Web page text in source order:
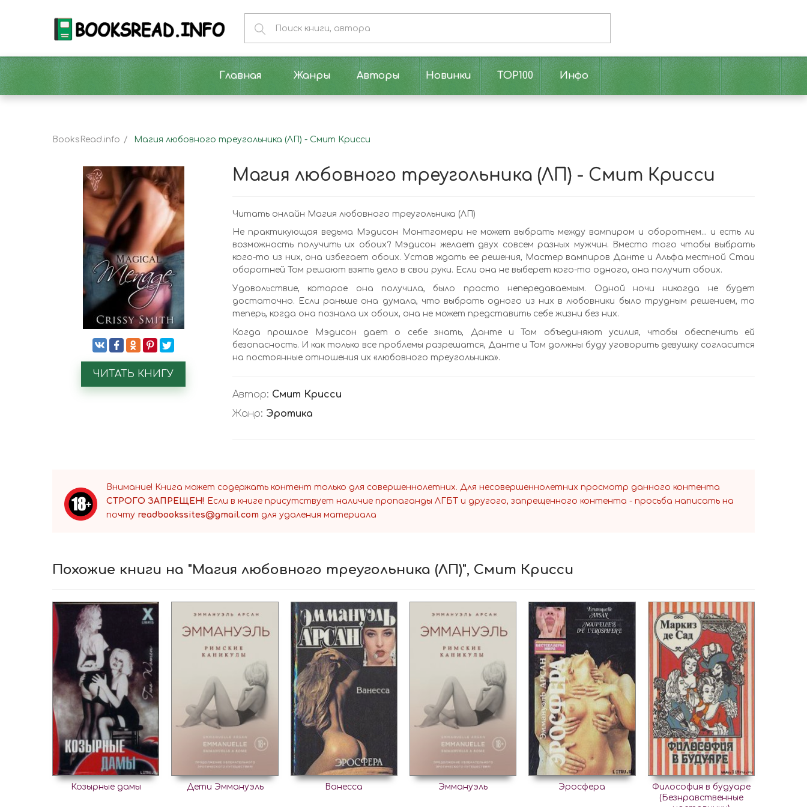
Главная Жанры Авторы Новинки TOP100 Инфо
BooksRead.info Магия любовного треугольника (ЛП) - Смит Крисси
ЧИТАТЬ КНИГУ
Магия любовного треугольника (ЛП) - Смит Крисси
Читать онлайн Магия любовного треугольника (ЛП)
Не практикующая ведьма Мэдисон Монтгомери не может выбрать между вампиром и оборотнем... и есть ли
возможность получить их обоих? Мэдисон желает двух совсем разных мужчин. Вместо того чтобы выбрать
кого-то из них, она избегает обоих. Устав ждать ее решения, Мастер вампиров Данте и Альфа местной Стаи
оборотней Том решают взять дело в свои руки. Если она не выберет кого-то одного, она получит обоих.
Удовольствие, которое она получила, было просто непередаваемым. Одной ночи никогда не будет
достаточно. Если раньше она думала, что выбрать одного из них в любовники было трудным решением, то
теперь, когда она познала их обоих, она не может представить себе жизни без них.
Когда прошлое Мэдисон дает о себе знать, Данте и Том объединяют усилия, чтобы обеспечить ей
безопасность. И как только все проблемы разрешатся, Данте и Том должны буду уговорить девушку согласится
на постоянные отношения их «любовного треугольника».
Автор: Смит Крисси
Жанр: Эротика
Внимание! Книга может содержать контент только для совершеннолетних. Для несовершеннолетних просмотр данного контента
СТРОГО ЗАПРЕЩЕН! Если в книге присутствует наличие пропаганды ЛГБТ и другого, запрещенного контента - просьба написать на
почту readbookssites@gmail.com для удаления материала
Похожие книги на "Магия любовного треугольника (ЛП)", Смит Крисси
Козырные дамы Дети Эммануэль Ванесса Эммануэль Эросфера
Философия в будуаре
(Безнравственные